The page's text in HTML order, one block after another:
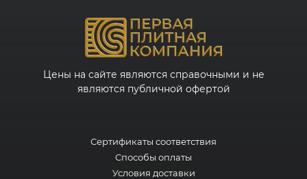
Цены на сайте являются справочными и не
являются публичной офертой
Сертификаты соответствия
Способы оплаты
Условия доставки